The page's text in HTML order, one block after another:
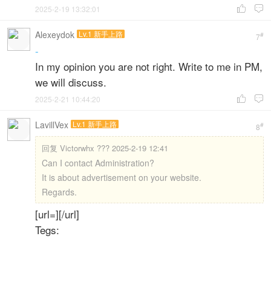
 
2025-2-19 13:32:01
7#
Alexeydok Lv.1 新手上路
-
In my opinion you are not right. Write to me in PM,
we will discuss.
 
2025-2-21 10:44:20
8#
LavillVex Lv.1 新手上路
回复 Victorwhx ??? 2025-2-19 12:41
Can I contact Administration?
It is about advertisement on your website.
Regards.
[url=][/url]
Tegs: